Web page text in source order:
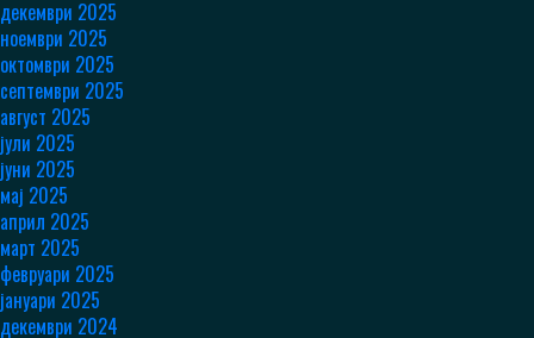
декември 2025
ноември 2025
октомври 2025
септември 2025
август 2025
јули 2025
јуни 2025
мај 2025
април 2025
март 2025
февруари 2025
јануари 2025
декември 2024